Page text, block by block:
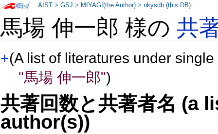
馬場 伸一郎 様の共
+(A list of literatures under
"馬場 伸一郎")
共著回数と共著者名 (a
author(s))
AIST >GSJ > MIYAGI(the Author) >nkysdb (this DB)